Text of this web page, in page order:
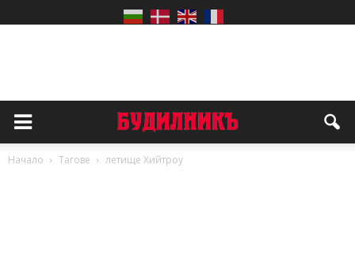
Начало Тагове летище Хийтроу